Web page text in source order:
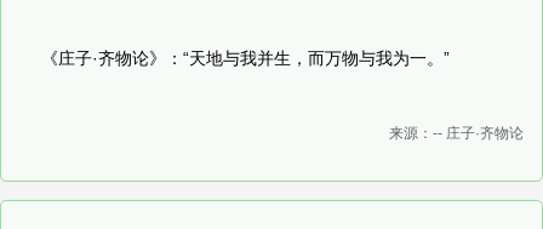
《庄子·齐物论》：“天地与我并生，而万物与我为一。”
来源：-- 庄子·齐物论